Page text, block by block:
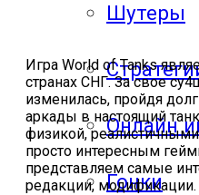
Шутеры
Онлайн
Гонки
Игра World of Tanks
странах СНГ. За свое
изменилась, пройдя
аркады в настоящий
физикой,
просто интересным
представляем самые
редакции, модификации.